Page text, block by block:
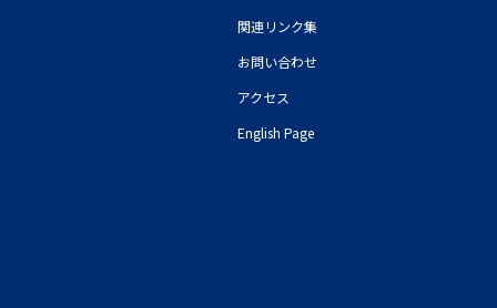
関連リンク集
お問い合わせ
アクセス
English Page